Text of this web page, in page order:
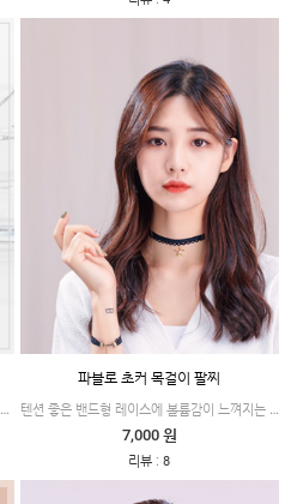
깔끔한 라운드 펜던트에 별자리와 행성 레터링이 예쁘게 각인되어 고급스럽고 모던한 제품이에요.
파블로 초커 목걸이 팔찌
텐션 좋은 밴드형 레이스에 볼륨감이 느껴지는 별 장식과 진주가 더해져 펑키하고 시크한 제품이에요.
7,000 원
리뷰 :8